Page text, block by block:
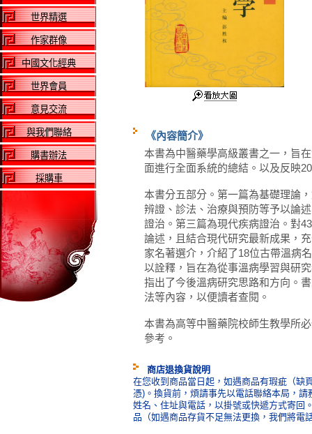
世界精選
作家群像
中國文化經典
世界會員
意見交流
與我們聯絡
購書辦法
採購車
《內容簡介》
本書為中醫藥學高級叢書之一，旨
面進行全面系統的總結。以及反映
本書分五部分。第一篇為基礎理論
辨證、診法、治療與預防等予以論
證治。第三篇為現代疾病證治。對
論述，且結合現代研究最新成果，
家名著選介，介紹了18位古帶溫病
以詮釋，旨在為從事溫病學習與研
指出了今後溫病研究思路和方向。
法等內容，以便讀者查閱。
本書為高等中醫藥院校師生教學所
參考。
商店退換貨說明
在您收到商品當日起，如遇商品有瑕疵（缺
憑)。換貨前，煩請事先以電話聯絡本局，
姓名、住址與電話，以掛號或快遞方式寄回
品（如遇商品存貨不足無法更換，我們將電